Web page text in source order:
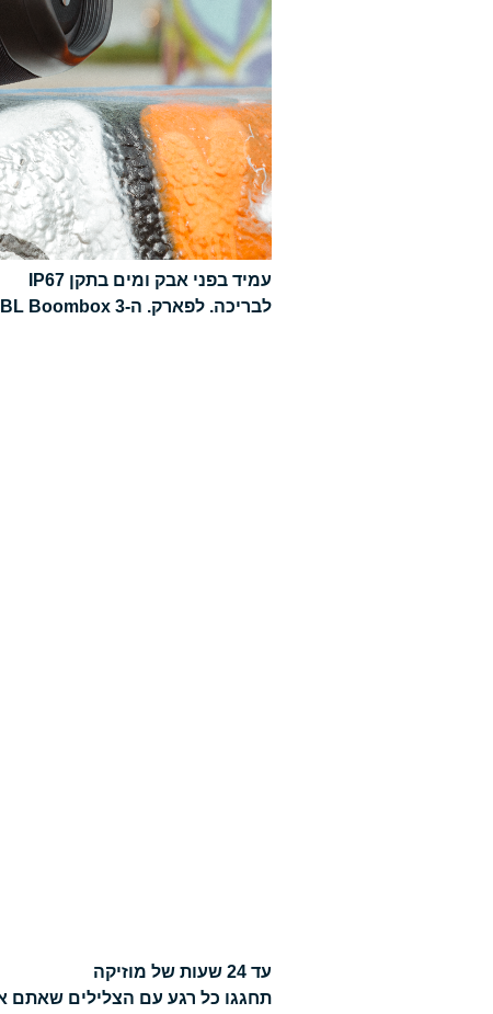
עמיד בפני אבק ומים בתקן IP67
לבריכה. לפארק. ה-JBL Boombox 3 הוא בעל תקן IP67 עמיד בפני אבק ועמיד למים, כך שתוכלו להביא את הרמקול שלכם לכל מקום.
עד 24 שעות של מוזיקה